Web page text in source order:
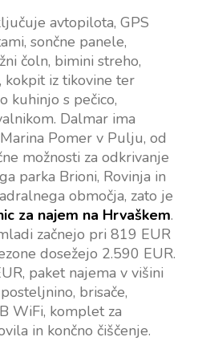
avtopilota, GPS
sončne panele,
čoln, bimini streho,
kokpit iz tikovine ter
kuhinjo s pečico,
Dalmar ima
Pomer v Pulju, od
možnosti za odkrivanje
parka Brioni, Rovinja in
območja, zato je
za najem na Hrvaškem.
začnejo pri 819 EUR
dosežejo 2.590 EUR.
paket najema v višini
brisače,
WiFi, komplet za
in končno čiščenje.